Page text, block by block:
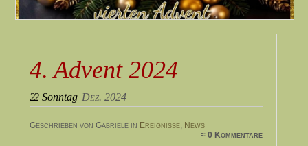
4. Advent 2024
22 Sonntag Dez. 2024
Geschrieben von Gabriele in Ereignisse, News
≈ 0 Kommentare